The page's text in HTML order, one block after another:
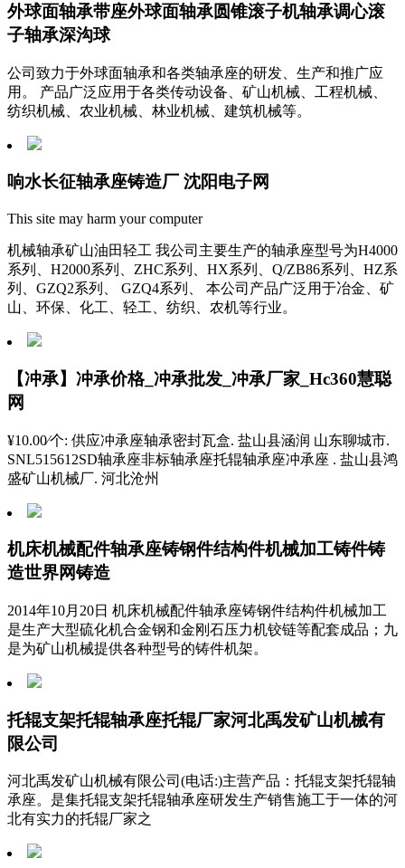
外球面轴承带座外球面轴承圆锥滚子机轴承调心滚
子轴承深沟球
公司致力于外球面轴承和各类轴承座的研发、生产和推广应
用。 产品广泛应用于各类传动设备、矿山机械、工程机械、
纺织机械、农业机械、林业机械、建筑机械等。
响水长征轴承座铸造厂 沈阳电子网
This site may harm your computer
机械轴承矿山油田轻工 我公司主要生产的轴承座型号为H4000
系列、H2000系列、ZHC系列、HX系列、Q/ZB86系列、HZ系
列、GZQ2系列、 GZQ4系列、 本公司产品广泛用于冶金、矿
山、环保、化工、轻工、纺织、农机等行业。
【冲承】冲承价格_冲承批发_冲承厂家_Hc360慧聪
网
¥10.00⁄个: 供应冲承座轴承密封瓦盒. 盐山县涵润 山东聊城市.
SNL515612SD轴承座非标轴承座托辊轴承座冲承座 . 盐山县鸿
盛矿山机械厂. 河北沧州
机床机械配件轴承座铸钢件结构件机械加工铸件铸
造世界网铸造
2014年10月20日 机床机械配件轴承座铸钢件结构件机械加工
是生产大型硫化机合金钢和金刚石压力机铰链等配套成品；九
是为矿山机械提供各种型号的铸件机架。
托辊支架托辊轴承座托辊厂家河北禹发矿山机械有
限公司
河北禹发矿山机械有限公司(电话:)主营产品：托辊支架托辊轴
承座。是集托辊支架托辊轴承座研发生产销售施工于一体的河
北有实力的托辊厂家之